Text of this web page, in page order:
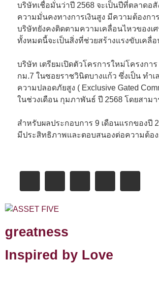
บริษัทเชื่อมั่นว่าปี 2568 จะเป็นปีที่ตลาดอ
ความมั่นคงทางการเงินสูง มีความต้องก
บริษัทยังคงติดตามความเคลื่อนไหวของเ
ทั้งหมดนี้จะเป็นสิ่งที่ช่วยสร้างแรงขับเคลื่
บริษัท เตรียมเปิดตัวโครการใหม่โครงการ
กม.7 ในซอยราชวินิตบางแก้ว ซึ่งเป็น ทำ
ความปลอดภัยสูง ( Exclusive Gated
ในช่วงเดือน กุมภาพันธ์ ปี 2568 โดยสาม
สำหรับผลประกอบการ 9 เดือนแรกของปี
มีประสิทธิภาพและตอบสนองต่อความต้อง
greatness
Inspired by Love